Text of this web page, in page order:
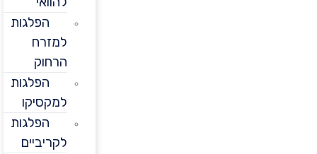
הפלגות
למזרח
הרחוק
הפלגות
למקסיקו
הפלגות
לקריביים